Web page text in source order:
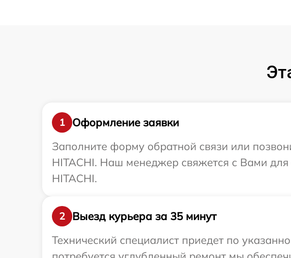
1
Оформление заявки
Заполните форму обратной связи или
HITACHI. Наш менеджер свяжется с Вами
HITACHI.
2
Выезд курьера за 35 минут
Технический специалист приедет по